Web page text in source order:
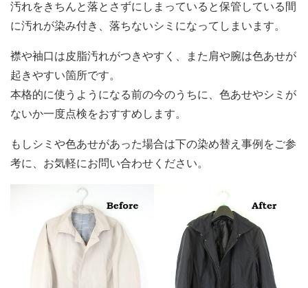
汚れをきちんと落とさずにしまっていると保管している間
に汚れが染み付き、落ちないシミになってしまいます。
襟や袖口は皮脂汚れがつきやすく、また肩や腕は色あせが
起きやすい箇所です。
本格的に使うようになる前の今のうちに、色あせやシミが
ないか一度点検をおすすめします。
もしシミや色あせがあった場合は下の染め替え事例をご参
考に、お気軽にお問い合わせください。